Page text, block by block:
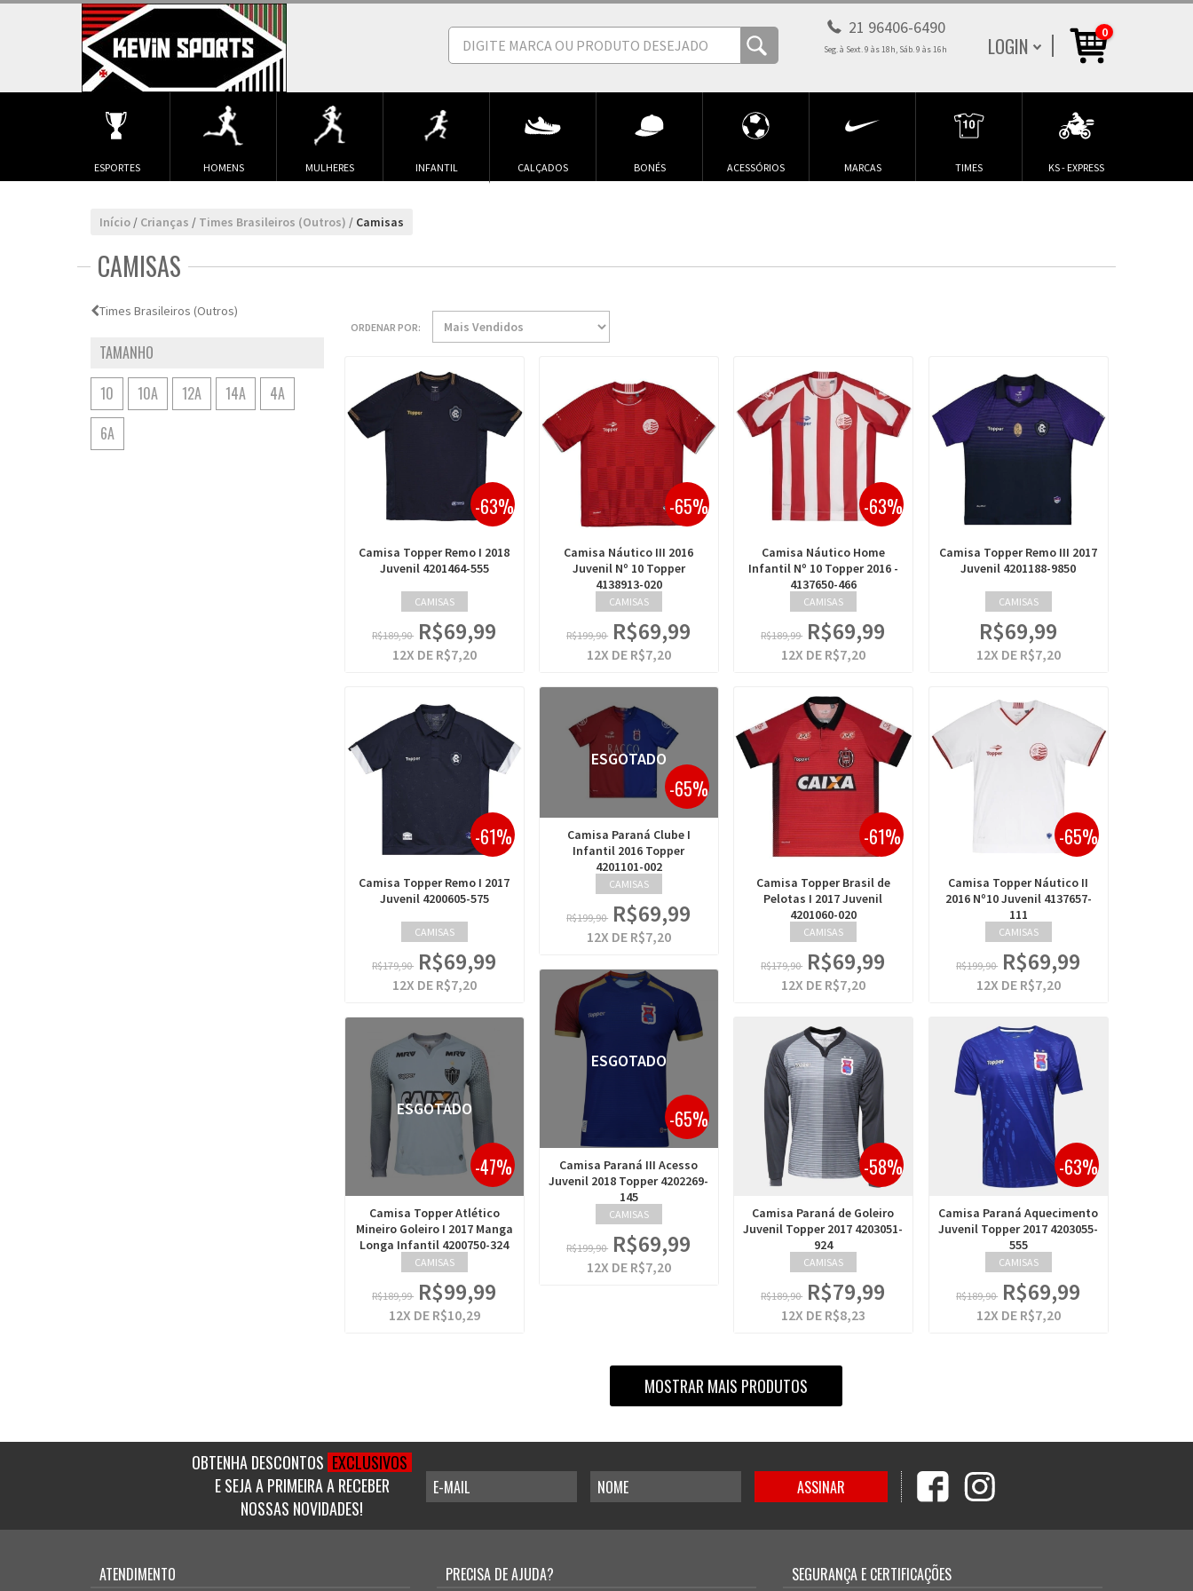
0
LOGIN
21 96406-6490
Seg. à Sext. 9 às 18h, Sáb. 9 às 16h
ESPORTES HOMENS MULHERES INFANTIL CALÇADOS BONÉS ACESSÓRIOS MARCAS TIMES KS - EXPRESS
Início / Crianças / Times Brasileiros (Outros) / Camisas
CAMISAS
Times Brasileiros (Outros)
TAMANHO
10
10A 12A 14A
4A
6A
ORDENAR POR:
-63%
Camisa Topper Remo I 2018
Juvenil 4201464-555
CAMISAS
R$189,90 R$69,99
12X DE R$7,20
-65%
Camisa Náutico III 2016
Juvenil Nº 10 Topper
4138913-020
CAMISAS
R$199,90 R$69,99
12X DE R$7,20
-63%
Camisa Náutico Home
Infantil Nº 10 Topper 2016 -
4137650-466
CAMISAS
R$189,99 R$69,99
12X DE R$7,20
Camisa Topper Remo III 2017
Juvenil 4201188-9850
CAMISAS
R$69,99
12X DE R$7,20
-61%
Camisa Topper Remo I 2017
Juvenil 4200605-575
CAMISAS
R$179,90 R$69,99
12X DE R$7,20
ESGOTADO
-65%
Camisa Paraná Clube I
Infantil 2016 Topper
4201101-002
CAMISAS
R$199,90 R$69,99
12X DE R$7,20
-61%
Camisa Topper Brasil de
Pelotas I 2017 Juvenil
4201060-020
CAMISAS
R$179,90 R$69,99
12X DE R$7,20
-65%
Camisa Topper Náutico II
2016 Nº10 Juvenil 4137657-
111
CAMISAS
R$199,90 R$69,99
12X DE R$7,20
ESGOTADO
-47%
Camisa Topper Atlético
Mineiro Goleiro I 2017 Manga
Longa Infantil 4200750-324
CAMISAS
R$189,99 R$99,99
12X DE R$10,29
ESGOTADO
-65%
Camisa Paraná III Acesso
Juvenil 2018 Topper 4202269-
145
CAMISAS
R$199,90 R$69,99
12X DE R$7,20
-58%
Camisa Paraná de Goleiro
Juvenil Topper 2017 4203051-
924
CAMISAS
R$189,90 R$79,99
12X DE R$8,23
-63%
Camisa Paraná Aquecimento
Juvenil Topper 2017 4203055-
555
CAMISAS
R$189,90 R$69,99
12X DE R$7,20
MOSTRAR MAIS PRODUTOS
OBTENHA DESCONTOS EXCLUSIVOS
E SEJA A PRIMEIRA A RECEBER
NOSSAS NOVIDADES!
ATENDIMENTO PRECISA DE AJUDA? SEGURANÇA E CERTIFICAÇÕES